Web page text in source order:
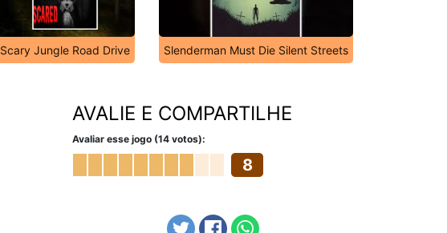
Scary Jungle Road Drive Slenderman Must Die Silent Streets
AVALIE E COMPARTILHE
Avaliar esse jogo (14 votos):
8